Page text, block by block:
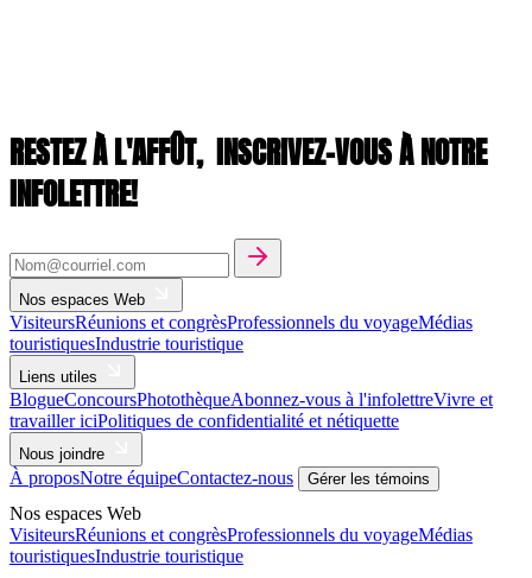
RESTEZ À L'AFFÛT, INSCRIVEZ-VOUS À NOTRE
INFOLETTRE!
Nos espaces Web
VisiteursRéunions et congrèsProfessionnels du voyageMédias
touristiquesIndustrie touristique
Liens utiles
BlogueConcoursPhotothèqueAbonnez-vous à l'infolettreVivre et
travailler iciPolitiques de confidentialité et nétiquette
Nous joindre
À proposNotre équipeContactez-nous Gérer les témoins
Nos espaces Web
VisiteursRéunions et congrèsProfessionnels du voyageMédias
touristiquesIndustrie touristique